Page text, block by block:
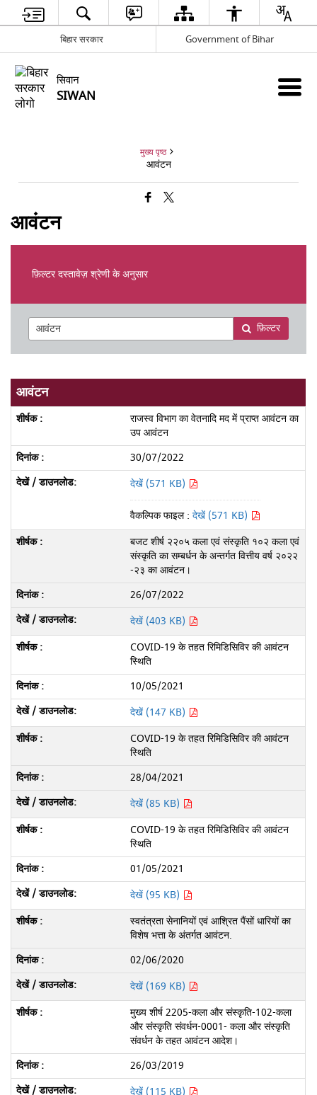
बिहार सरकार Government of Bihar
सिवान
SIWAN
मुख्य पृष्ठ
आवंटन
आवंटन
फ़िल्टर दस्तावेज़ श्रेणी के अनुसार
फ़िल्टर
आवंटन
राजस्व विभाग का वेतनादि मद में प्राप्त आवंटन का
उप आवंटन
30/07/2022
देखें (571 KB)
वैकल्पिक फाइल : देखें (571 KB)
बजट शीर्ष २२०५ कला एवं संस्कृति १०२ कला एवं
संस्कृति का सम्बर्धन के अन्तर्गत वित्तीय वर्ष २०२२
-२३ का आवंटन।
26/07/2022
देखें (403 KB)
COVID-19 के तहत रिमिडिसिविर की आवंटन
स्थिति
10/05/2021
देखें (147 KB)
COVID-19 के तहत रिमिडिसिविर की आवंटन
स्थिति
28/04/2021
देखें (85 KB)
COVID-19 के तहत रिमिडिसिविर की आवंटन
स्थिति
01/05/2021
देखें (95 KB)
स्वतंत्रता सेनानियों एवं आश्रित पैंसों धारियों का
विशेष भत्ता के अंतर्गत आवंटन.
02/06/2020
देखें (169 KB)
मुख्य शीर्ष 2205-कला और संस्कृति-102-कला
और संस्कृति संवर्धन-0001- कला और संस्कृति
संवर्धन के तहत आवंटन आदेश।
26/03/2019
देखें (115 KB)